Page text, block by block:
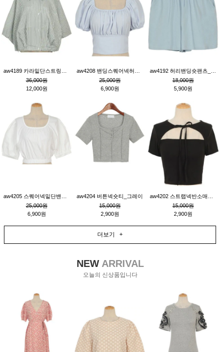
36,000원
12,000원
25,000원
6,900원
18,000원
5,900원
25,000원
6,900원
aw4204 버튼넥숏티_그레이
15,000원
2,900원
15,000원
2,900원
더보기 +
NEWARRIVAL
오늘의 신상품입니다